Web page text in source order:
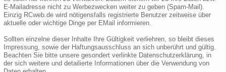
E-Mailadresse nicht zu Werbezwecken weiter zu geben (Spam-Mail).
Einzig RCweb.de wird nötigensfalls registrierte Benutzer zeitweise über
aktuelle oder wichtige Dinge per EMail informieren.
Sollten einzelne dieser Inhalte Ihre Gültigkeit verliehren, so bleibt dieses
Impressung, sowie der Haftungsausschluss an sich unberührt und gültig.
Beachten Sie bitte unsere gesondert verlinkte Datenschutzerklärung, in
der sich weitere und detailierte Informationen über die Verwendung von